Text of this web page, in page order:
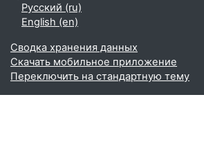
Русский ‎(ru)‎
English ‎(en)‎
Сводка хранения данных
Скачать мобильное приложение
Переключить на стандартную тему